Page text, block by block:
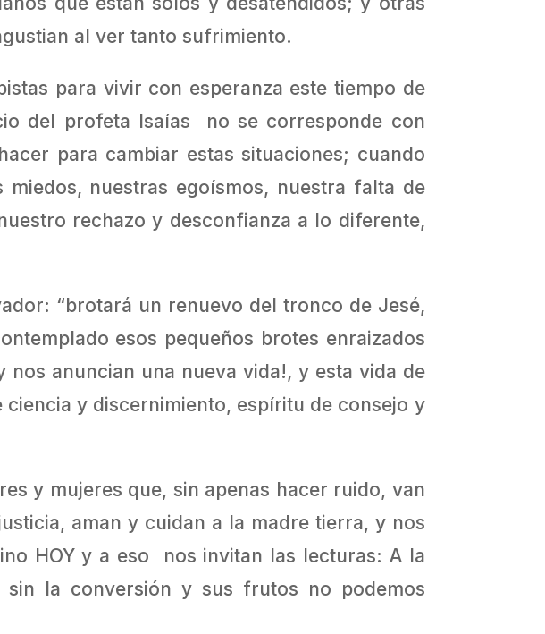
al ver tanto sufrimiento.
para vivir con esperanza este tiempo de
del profeta Isaías no se corresponde con
para cambiar estas situaciones; cuando
nuestras egoísmos, nuestra falta de
rechazo y desconfianza a lo diferente,
“brotará un renuevo del tronco de Jesé,
esos pequeños brotes enraizados
anuncian una nueva vida!, y esta vida de
y discernimiento, espíritu de consejo y
y mujeres que, sin apenas hacer ruido, van
aman y cuidan a la madre tierra, y nos
HOY y a eso nos invitan las lecturas: A la
sin la conversión y sus frutos no podemos